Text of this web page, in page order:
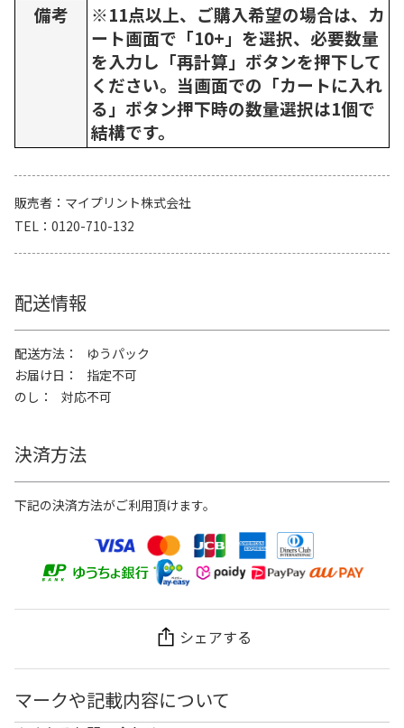
備考
※11点以上、ご購入希望の場合は、カ
ート画面で「10+」を選択、必要数量
を入力し「再計算」ボタンを押下して
ください。当画面での「カートに入れ
る」ボタン押下時の数量選択は1個で
結構です。
販売者
マイプリント株式会社
TEL
0120-710-132
配送情報
配送方法
ゆうパック
お届け日
指定不可
のし
対応不可
決済方法
下記の決済方法がご利用頂けます。
シェアする
マークや記載内容について